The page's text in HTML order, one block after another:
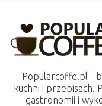
Popularcoffe.pl -
kuchni i przepisach.
gastronomii i